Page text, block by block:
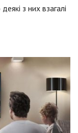
з них взагалі